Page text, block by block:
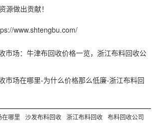
源做出贡献！
www.shtengbu.com/
市场：牛津布回收价格一览，浙江布料回收公
市场在哪里-为什么价格那么低廉-浙江布料回
在哪里 沙发布料回收 浙江布料回收 布料回收公司